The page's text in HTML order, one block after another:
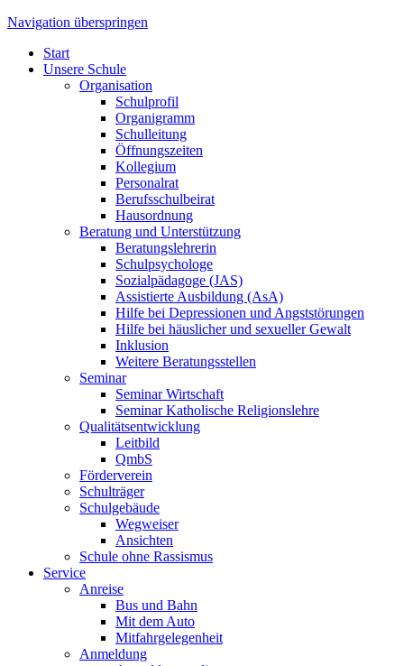
Navigation überspringen
Start
Unsere Schule
Organisation
Schulprofil
Organigramm
Schulleitung
Öffnungszeiten
Kollegium
Personalrat
Berufsschulbeirat
Hausordnung
Beratung und Unterstützung
Beratungslehrerin
Schulpsychologe
Sozialpädagoge (JAS)
Assistierte Ausbildung (AsA)
Hilfe bei Depressionen und Angststörungen
Hilfe bei häuslicher und sexueller Gewalt
Inklusion
Weitere Beratungsstellen
Seminar
Seminar Wirtschaft
Seminar Katholische Religionslehre
Qualitätsentwicklung
Leitbild
QmbS
Förderverein
Schulträger
Schulgebäude
Wegweiser
Ansichten
Schule ohne Rassismus
Service
Anreise
Bus und Bahn
Mit dem Auto
Mitfahrgelegenheit
Anmeldung